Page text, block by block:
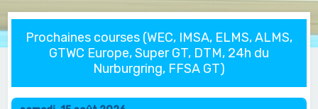
Prochaines courses (WEC, IMSA, ELMS, ALMS,
GTWC Europe, Super GT, DTM, 24h du
Nurburgring, FFSA GT)